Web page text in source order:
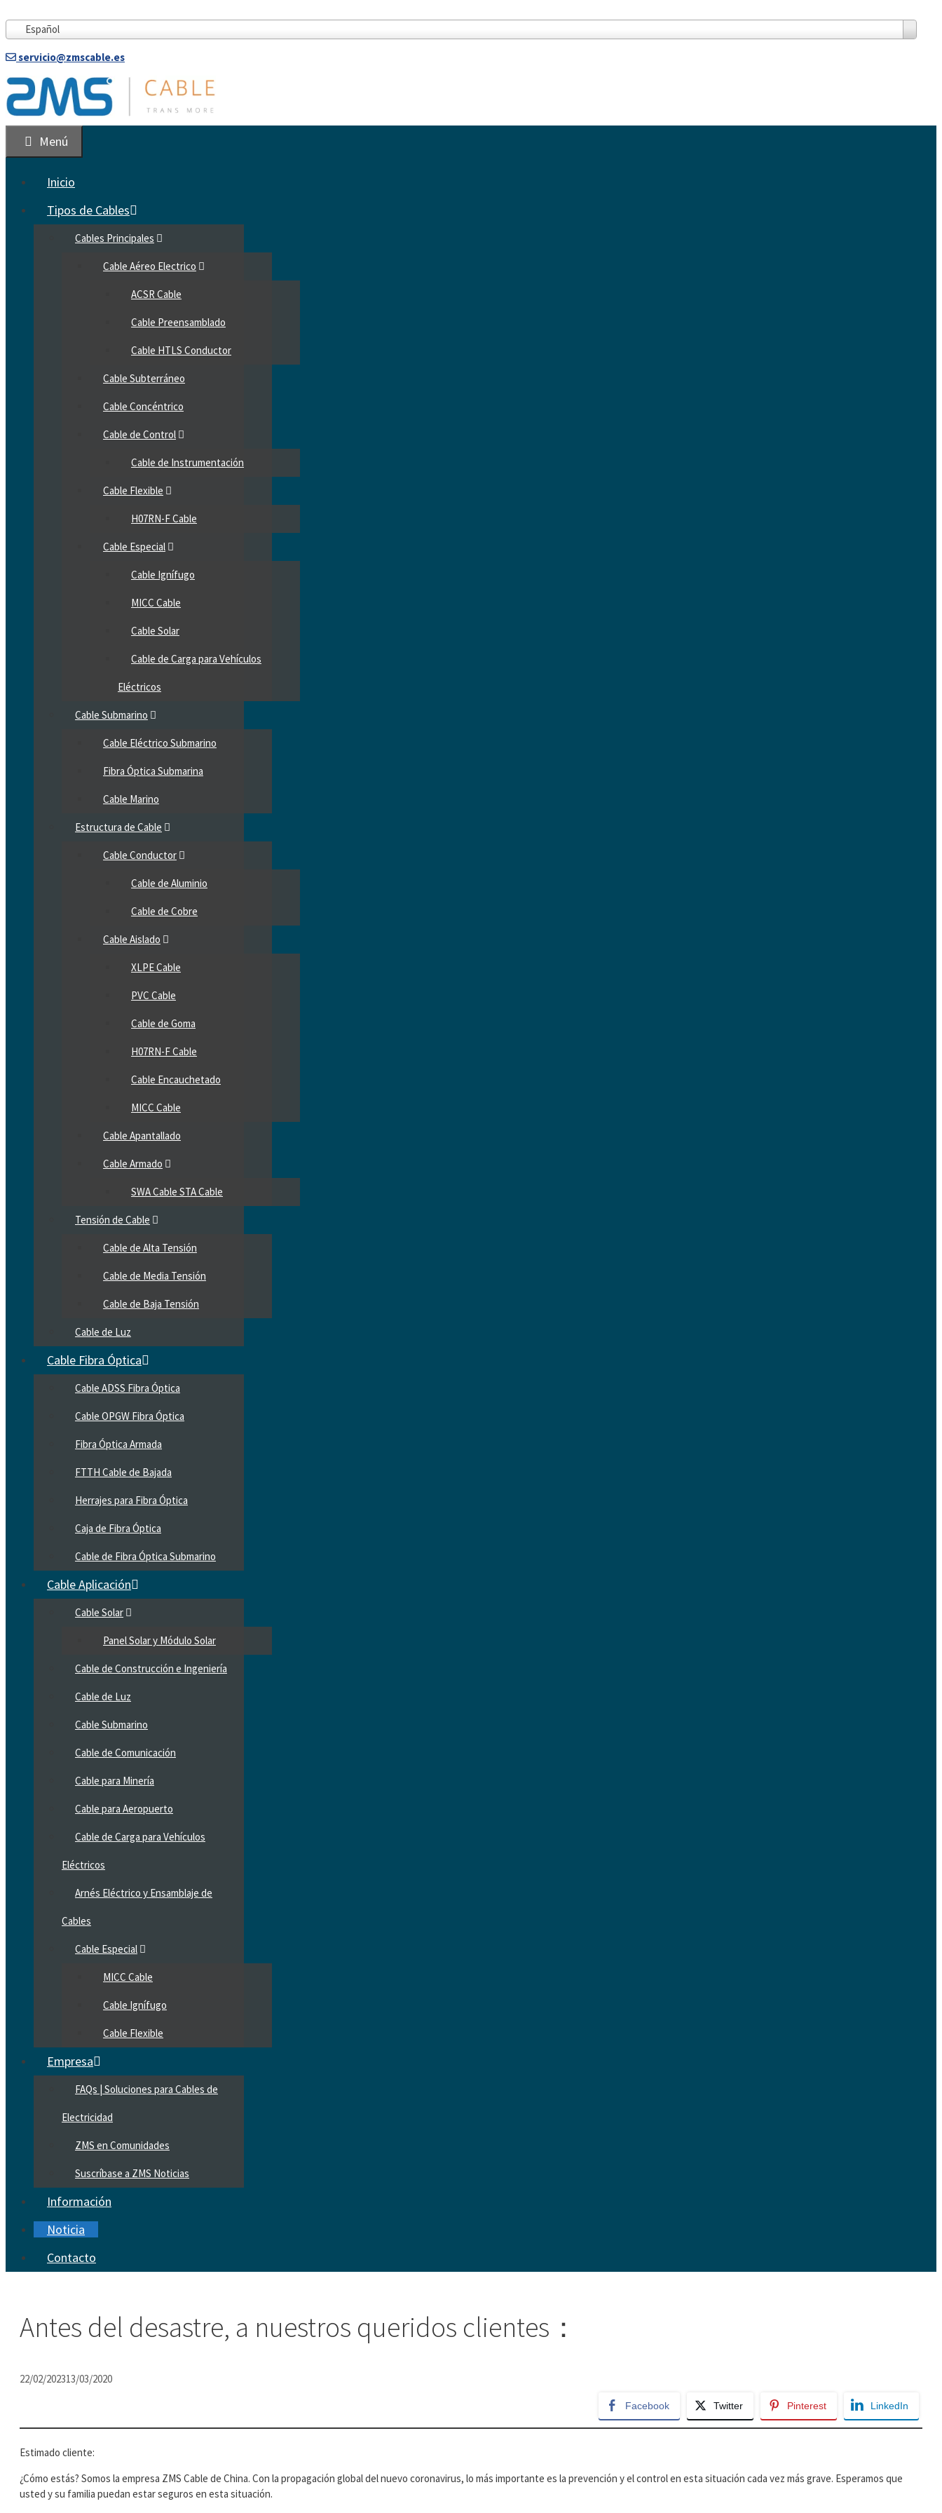
contenido
Español
servicio@zmscable.es
Menú
Inicio
Tipos de Cables
Cables Principales
Cable Aéreo Electrico
ACSR Cable
Cable Preensamblado
Cable HTLS Conductor
Cable Subterráneo
Cable Concéntrico
Cable de Control
Cable de Instrumentación
Cable Flexible
H07RN-F Cable
Cable Especial
Cable Ignífugo
MICC Cable
Cable Solar
Cable de Carga para Vehículos
Eléctricos
Cable Submarino
Cable Eléctrico Submarino
Fibra Óptica Submarina
Cable Marino
Estructura de Cable
Cable Conductor
Cable de Aluminio
Cable de Cobre
Cable Aislado
XLPE Cable
PVC Cable
Cable de Goma
H07RN-F Cable
Cable Encauchetado
MICC Cable
Cable Apantallado
Cable Armado
SWA Cable STA Cable
Tensión de Cable
Cable de Alta Tensión
Cable de Media Tensión
Cable de Baja Tensión
Cable de Luz
Cable Fibra Óptica
Cable ADSS Fibra Óptica
Cable OPGW Fibra Óptica
Fibra Óptica Armada
FTTH Cable de Bajada
Herrajes para Fibra Óptica
Caja de Fibra Óptica
Cable de Fibra Óptica Submarino
Cable Aplicación
Cable Solar
Panel Solar y Módulo Solar
Cable de Construcción e Ingeniería
Cable de Luz
Cable Submarino
Cable de Comunicación
Cable para Minería
Cable para Aeropuerto
Cable de Carga para Vehículos
Eléctricos
Arnés Eléctrico y Ensamblaje de
Cables
Cable Especial
MICC Cable
Cable Ignífugo
Cable Flexible
Empresa
FAQs | Soluciones para Cables de
Electricidad
ZMS en Comunidades
Suscríbase a ZMS Noticias
Información
Noticia
Contacto
Antes del desastre, a nuestros queridos clientes：
22/02/202313/03/2020
Facebook Twitter Pinterest LinkedIn
Estimado cliente:
¿Cómo estás? Somos la empresa ZMS Cable de China. Con la propagación global del nuevo coronavirus, lo más importante es la prevención y el control en esta situación cada vez más grave. Esperamos que
usted y su familia puedan estar seguros en esta situación.